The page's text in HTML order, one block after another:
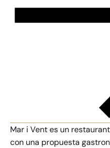
Mar i Vent es un
con una propuesta